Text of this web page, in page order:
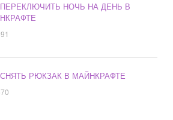
НОЧЬ НА ДЕНЬ В
РЮКЗАК В МАЙНКРАФТЕ